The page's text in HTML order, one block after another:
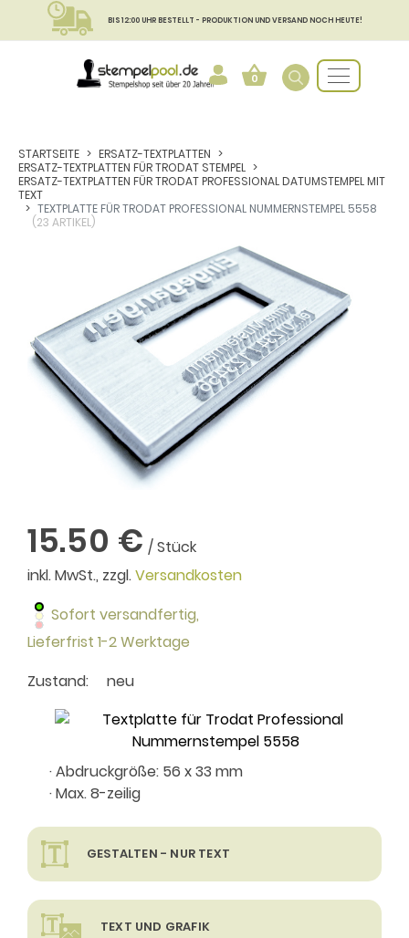
BIS 12:00 UHR BESTELLT - PRODUKTION UND VERSAND NOCH HEUTE!
0
STARTSEITE
ERSATZ-TEXTPLATTEN
ERSATZ-TEXTPLATTEN FÜR TRODAT STEMPEL
ERSATZ-TEXTPLATTEN FÜR TRODAT PROFESSIONAL DATUMSTEMPEL MIT
TEXT
TEXTPLATTE FÜR TRODAT PROFESSIONAL NUMMERNSTEMPEL 5558
(23 ARTIKEL)
15.50 € / Stück
inkl. MwSt., zzgl.Versandkosten
Sofort versandfertig,
Lieferfrist 1-2 Werktage
Zustand:
neu
· Abdruckgröße: 56 x 33 mm
· Max. 8-zeilig
GESTALTEN - NUR TEXT
TEXT UND GRAFIK